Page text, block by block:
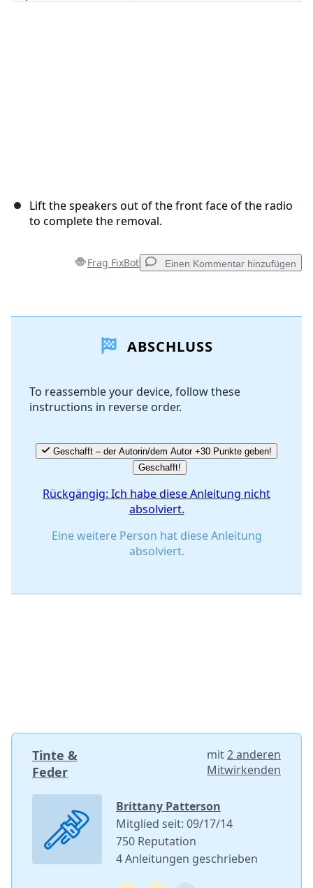
Lift the speakers out of the front face of the radio
to complete the removal.
Frag FixBot Einen Kommentar hinzufügen
Kommentar hinzufügen
Abbrechen
ABSCHLUSS
To reassemble your device, follow these
instructions in reverse order.
Geschafft – der Autorin/dem Autor +30 Punkte geben!
Geschafft!
Rückgängig: Ich habe diese Anleitung nicht
absolviert.
Eine weitere Person hat diese Anleitung
absolviert.
Tinte &
Feder
mit2 anderen
Mitwirkenden
Brittany Patterson
Mitglied seit: 09/17/14
750 Reputation
4 Anleitungen geschrieben